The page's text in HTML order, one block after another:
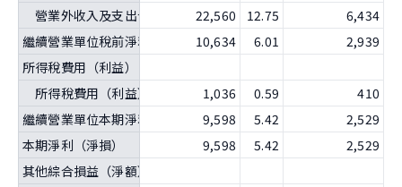
營業外收入及支出合計
繼續營業單位稅前淨利（淨損）
所得稅費用（利益）
所得稅費用（利益）合計
繼續營業單位本期淨利（淨損）
本期淨利（淨損）
其他綜合損益（淨額）
22,560
12.75 6,434
10,634
6.01 2,939
1,036 0.59 410
9,598
5.42 2,529
9,598
5.42 2,529